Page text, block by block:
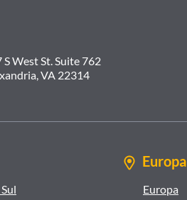
S West St. Suite 762
VA 22314
Europa
Europa